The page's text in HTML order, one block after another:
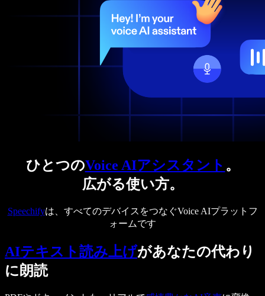
ひとつのVoice AIアシスタント 。
広がる使い方。
Speechifyは、すべてのデバイスをつなぐVoice AIプラットフ
ォームです
AIテキスト読み上げがあなたの代わり
に朗読